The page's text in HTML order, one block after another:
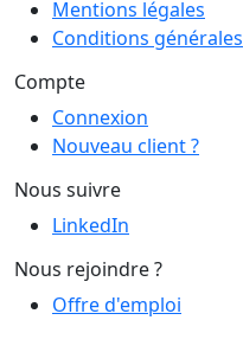
Mentions légales
Conditions générales
Compte
Connexion
Nouveau client ?
Nous suivre
LinkedIn
Nous rejoindre ?
Offre d'emploi